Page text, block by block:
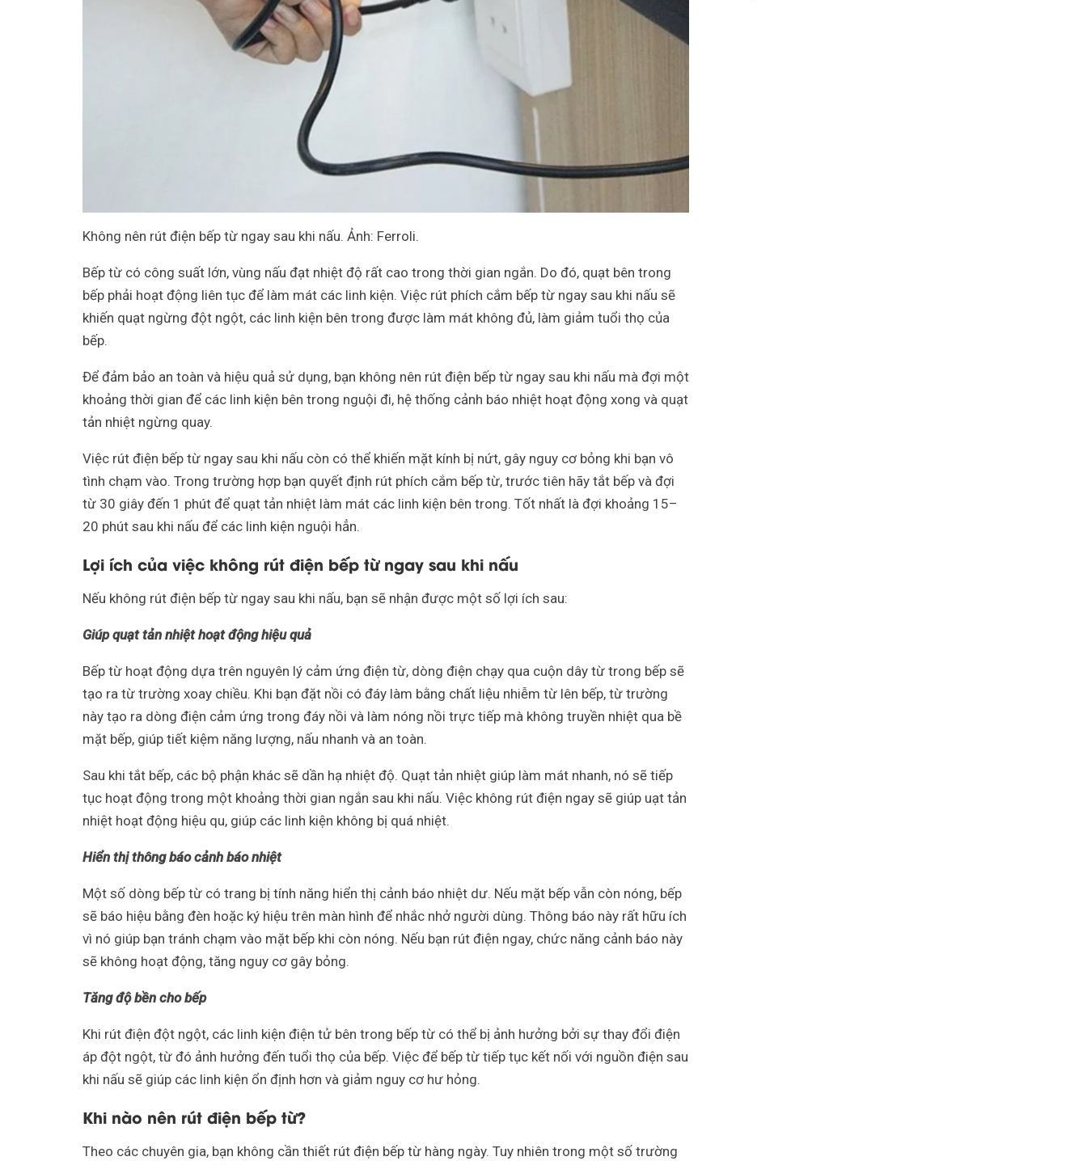
Không nên rút điện bếp từ ngay sau khi nấu. Ảnh: Ferroli.
Bếp từ có công suất lớn, vùng nấu đạt nhiệt độ rất cao trong thời gian ngắn. Do đó, quạt bên trong
bếp phải hoạt động liên tục để làm mát các linh kiện. Việc rút phích cắm bếp từ ngay sau khi nấu sẽ
khiến quạt ngừng đột ngột, các linh kiện bên trong được làm mát không đủ, làm giảm tuổi thọ của
bếp.
Để đảm bảo an toàn và hiệu quả sử dụng, bạn không nên rút điện bếp từ ngay sau khi nấu mà đợi một
khoảng thời gian để các linh kiện bên trong nguội đi, hệ thống cảnh báo nhiệt hoạt động xong và quạt
tản nhiệt ngừng quay.
Việc rút điện bếp từ ngay sau khi nấu còn có thể khiến mặt kính bị nứt, gây nguy cơ bỏng khi bạn vô
tình chạm vào. Trong trường hợp bạn quyết định rút phích cắm bếp từ, trước tiên hãy tắt bếp và đợi
từ 30 giây đến 1 phút để quạt tản nhiệt làm mát các linh kiện bên trong. Tốt nhất là đợi khoảng 15–
20 phút sau khi nấu để các linh kiện nguội hẳn.
Lợi ích của việc không rút điện bếp từ ngay sau khi nấu
Nếu không rút điện bếp từ ngay sau khi nấu, bạn sẽ nhận được một số lợi ích sau:
Giúp quạt tản nhiệt hoạt động hiệu quả
Bếp từ hoạt động dựa trên nguyên lý cảm ứng điện từ, dòng điện chạy qua cuộn dây từ trong bếp sẽ
tạo ra từ trường xoay chiều. Khi bạn đặt nồi có đáy làm bằng chất liệu nhiễm từ lên bếp, từ trường
này tạo ra dòng điện cảm ứng trong đáy nồi và làm nóng nồi trực tiếp mà không truyền nhiệt qua bề
mặt bếp, giúp tiết kiệm năng lượng, nấu nhanh và an toàn.
Sau khi tắt bếp, các bộ phận khác sẽ dần hạ nhiệt độ. Quạt tản nhiệt giúp làm mát nhanh, nó sẽ tiếp
tục hoạt động trong một khoảng thời gian ngắn sau khi nấu. Việc không rút điện ngay sẽ giúp uạt tản
nhiệt hoạt động hiệu qu, giúp các linh kiện không bị quá nhiệt.
Hiển thị thông báo cảnh báo nhiệt
Một số dòng bếp từ có trang bị tính năng hiển thị cảnh báo nhiệt dư. Nếu mặt bếp vẫn còn nóng, bếp
sẽ báo hiệu bằng đèn hoặc ký hiệu trên màn hình để nhắc nhở người dùng. Thông báo này rất hữu ích
vì nó giúp bạn tránh chạm vào mặt bếp khi còn nóng. Nếu bạn rút điện ngay, chức năng cảnh báo này
sẽ không hoạt động, tăng nguy cơ gây bỏng.
Tăng độ bền cho bếp
Khi rút điện đột ngột, các linh kiện điện tử bên trong bếp từ có thể bị ảnh hưởng bởi sự thay đổi điện
áp đột ngột, từ đó ảnh hưởng đến tuổi thọ của bếp. Việc để bếp từ tiếp tục kết nối với nguồn điện sau
khi nấu sẽ giúp các linh kiện ổn định hơn và giảm nguy cơ hư hỏng.
Khi nào nên rút điện bếp từ?
Theo các chuyên gia, bạn không cần thiết rút điện bếp từ hàng ngày. Tuy nhiên trong một số trường